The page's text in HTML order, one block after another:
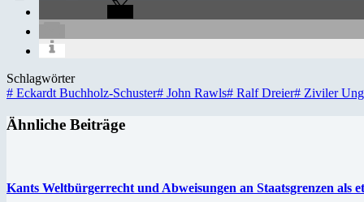
Schlagwörter
# Eckardt Buchholz-Schuster# John Rawls# Ralf Dreier# Ziviler
Ähnliche Beiträge
Kants Weltbürgerrecht und Abweisungen an Staatsgrenzen als